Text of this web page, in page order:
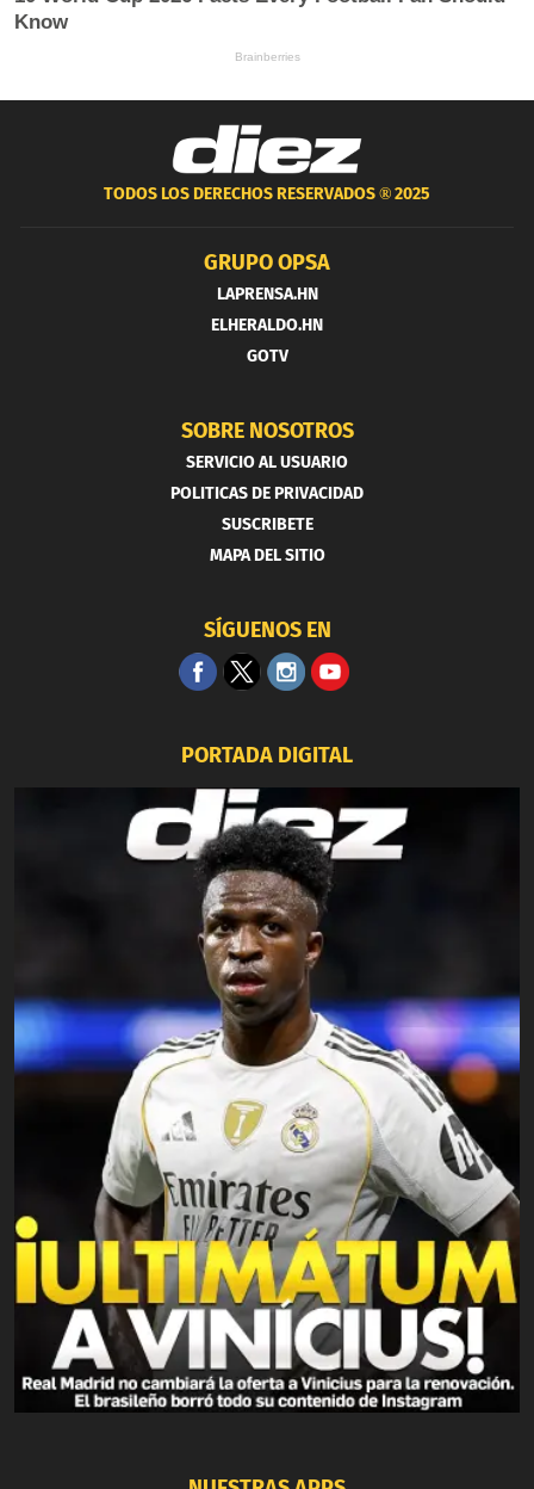
TODOS LOS DERECHOS RESERVADOS ®2025
GRUPO OPSA
LAPRENSA.HN
ELHERALDO.HN
GOTV
SOBRE NOSOTROS
SERVICIO AL USUARIO
POLITICAS DE PRIVACIDAD
SUSCRIBETE
MAPA DEL SITIO
SÍGUENOS EN
PORTADA DIGITAL